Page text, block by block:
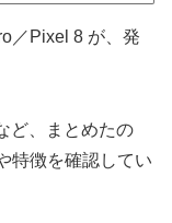
／Pixel 8 が、発
ど、まとめたの
特徴を確認してい